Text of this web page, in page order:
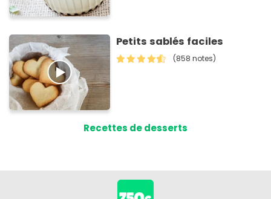
Petits sablés faciles
(858 notes)
Recettes de desserts